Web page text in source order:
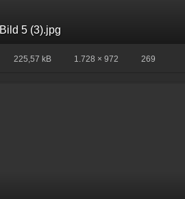
Bild 5 (3).jpg
225,57 kB 1.728 × 972 269